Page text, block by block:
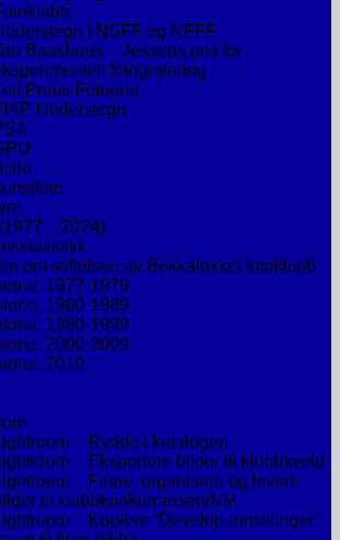
i NSFF og NFFF
Baashuus – Jessens pris for
fotografering
Preus Fotopris
Hederstegn
– 2024)
om stiftelsen av Bekkalokket fotoklubb
1977-1979
1980-1989
1990-1999
2000-2009
2010-
– Rydde i katalogen
– Eksportere bilder til klubbkveld
– Finne, organisere og levere
til klubbkonkurransen/NM
– Kopiere “Develop-innstilinger”